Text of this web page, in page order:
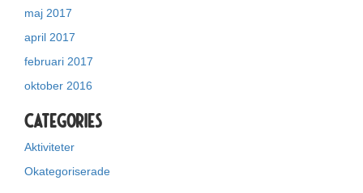
maj 2017
april 2017
februari 2017
oktober 2016
Categories
Aktiviteter
Okategoriserade